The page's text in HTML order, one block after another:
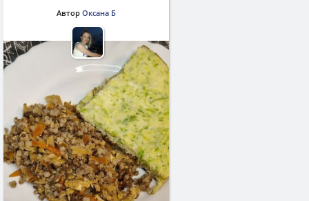
Автор Оксана Б